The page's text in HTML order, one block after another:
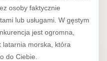
osoby faktycznie
lub usługami. W gęstym
jest ogromna,
latarnia morska, która
do Ciebie.